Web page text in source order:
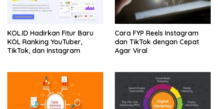
KOL.ID Hadirkan Fitur Baru
KOL Ranking YouTuber,
TikTok, dan Instagram
Cara FYP Reels Instagram
dan TikTok dengan Cepat
Agar Viral